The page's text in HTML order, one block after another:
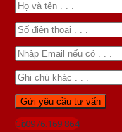
Gọi 0976.169.864